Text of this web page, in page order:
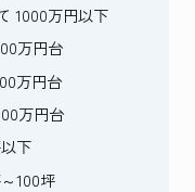
1000万円以下
万円台
万円台
万円台
下
100坪